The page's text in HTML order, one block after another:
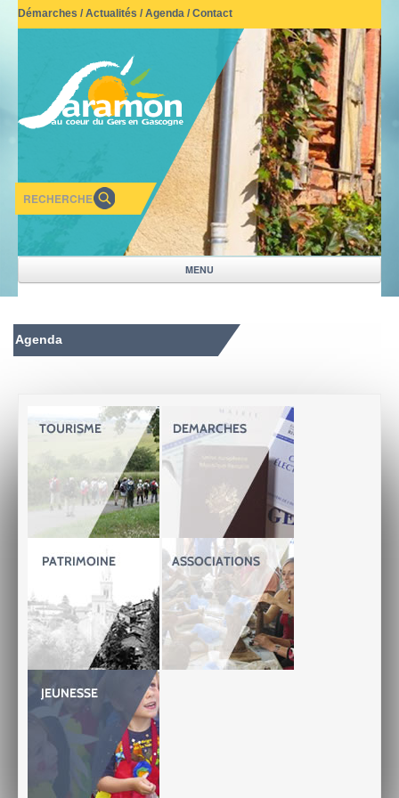
Démarches / Actualités / Agenda / Contact
MENU
VIVRE A SARAMON
SPORTS-LOISIRS
ACTUS-AGENDA
CONTACT
Agenda